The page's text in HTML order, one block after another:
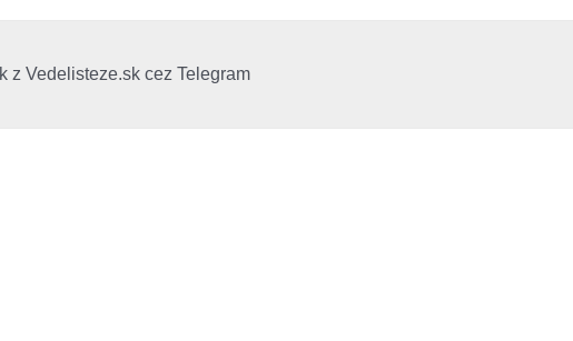
z Vedelisteze.sk cez Telegram